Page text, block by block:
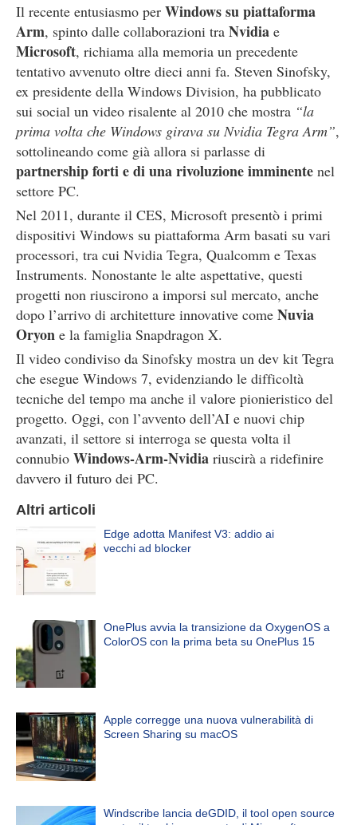
Il recente entusiasmo per Windows su piattaforma
Arm, spinto dalle collaborazioni tra Nvidia e
Microsoft, richiama alla memoria un precedente
tentativo avvenuto oltre dieci anni fa. Steven Sinofsky,
ex presidente della Windows Division, ha pubblicato
sui social un video risalente al 2010 che mostra “la
prima volta che Windows girava su Nvidia Tegra Arm”,
sottolineando come già allora si parlasse di
partnership forti e di una rivoluzione imminente nel
settore PC.
Nel 2011, durante il CES, Microsoft presentò i primi
dispositivi Windows su piattaforma Arm basati su vari
processori, tra cui Nvidia Tegra, Qualcomm e Texas
Instruments. Nonostante le alte aspettative, questi
progetti non riuscirono a imporsi sul mercato, anche
dopo l’arrivo di architetture innovative come Nuvia
Oryon e la famiglia Snapdragon X.
Il video condiviso da Sinofsky mostra un dev kit Tegra
che esegue Windows 7, evidenziando le difficoltà
tecniche del tempo ma anche il valore pionieristico del
progetto. Oggi, con l’avvento dell’AI e nuovi chip
avanzati, il settore si interroga se questa volta il
connubio Windows-Arm-Nvidia riuscirà a ridefinire
davvero il futuro dei PC.
Altri articoli
Edge adotta Manifest V3: addio ai
vecchi ad blocker
OnePlus avvia la transizione da OxygenOS a
ColorOS con la prima beta su OnePlus 15
Apple corregge una nuova vulnerabilità di
Screen Sharing su macOS
Windscribe lancia deGDID, il tool open source